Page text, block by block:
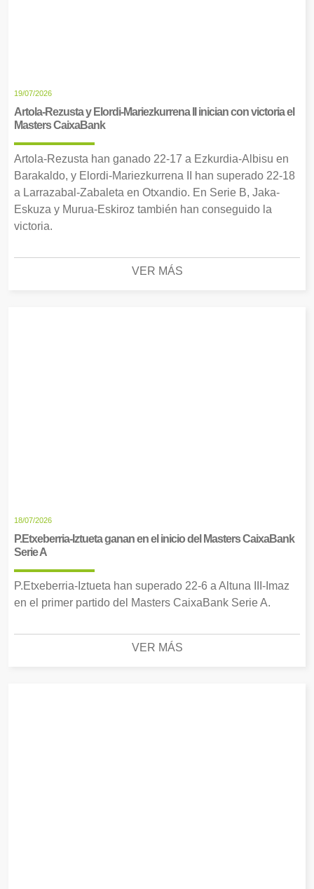
19/07/2026
Artola-Rezusta y Elordi-Mariezkurrena II inician con victoria el
Masters CaixaBank
Artola-Rezusta han ganado 22-17 a Ezkurdia-Albisu en
Barakaldo, y Elordi-Mariezkurrena II han superado 22-18
a Larrazabal-Zabaleta en Otxandio. En Serie B, Jaka-
Eskuza y Murua-Eskiroz también han conseguido la
victoria.
VER MÁS
18/07/2026
P.Etxeberria-Iztueta ganan en el inicio del Masters CaixaBank
Serie A
P.Etxeberria-Iztueta han superado 22-6 a Altuna III-Imaz
en el primer partido del Masters CaixaBank Serie A.
VER MÁS